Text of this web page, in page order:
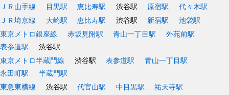
ＪＲ山手線 目黒駅 恵比寿駅 渋谷駅 原宿駅
代々木駅
ＪＲ埼京線
大崎駅 恵比寿駅 渋谷駅 新宿駅
池袋駅
東京メトロ銀座線
赤坂見附駅 青山一丁目駅
外苑前駅
表参道駅
渋谷駅
東京メトロ半蔵門線
渋谷駅 表参道駅
青山一丁目駅
永田町駅
半蔵門駅
東急東横線
渋谷駅 代官山駅 中目黒駅
祐天寺駅